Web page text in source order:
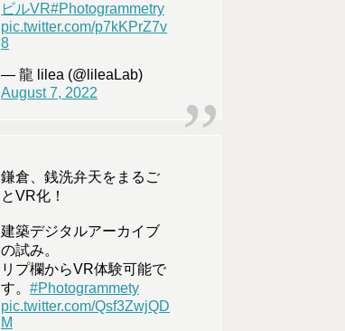
ビルVR#Photogrammetry
pic.twitter.com/p7kKPrZ7v
8
— 龍 lilea (@lileaLab)
August 7, 2022
鎌倉、銭洗弁天をまるご
とVR化！
建築デジタルアーカイブ
の試み。
リプ欄からVR体験可能で
す。 #Photogrammety
pic.twitter.com/Qsf3ZwjQD
M